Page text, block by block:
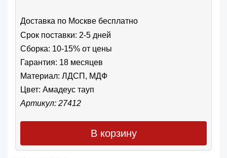
Доставка по Москве бесплатно
Срок поставки: 2-5 дней
Сборка: 10-15% от цены
Гарантия: 18 месяцев
Материал: ЛДСП, МДФ
Цвет: Амадеус тауп
Артикул: 27412
В корзину